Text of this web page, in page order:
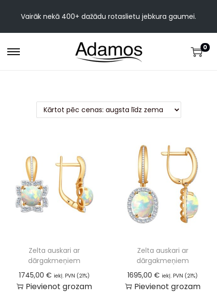
Vairāk nekā 400+ dažādu rotaslietu jebkura gaumei.
0
Zelta auskari ar
dārgakmeņiem
1745,00 € iekļ. PVN (21%)
Pievienot grozam
Zelta auskari ar
dārgakmeņiem
1695,00€ iekļ. PVN (21%)
Pievienot grozam